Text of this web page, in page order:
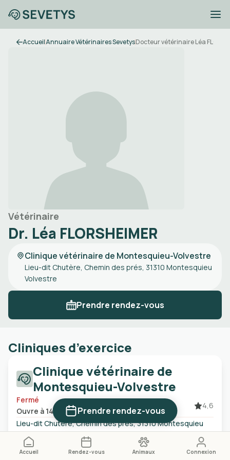
Prendre rendez-vous
Accueil Rendez-vous Animaux Connexion
AccueilAnnuaire Vétérinaires SevetysDocteur vétérinaire Léa
Vétérinaire
Dr. Léa FLORSHEIMER
Clinique vétérinaire de Montesquieu-Volvestre
Lieu-dit Chutère, Chemin des prés, 31310 Montesquieu
Volvestre
Prendre rendez-vous
Cliniques d’exercice
Clinique vétérinaire de
Montesquieu-Volvestre
Fermé
Ouvre à 14:00
4,6
Lieu-dit Chutère, Chemin des prés, 31310 Montesquieu
Volvestre
05 81 64 00 84
Certains créneaux ne sont pas affichés en ligne. N'hésitez pas à